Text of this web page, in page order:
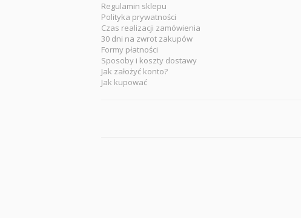
Regulamin sklepu
Polityka prywatności
Czas realizacji zamówienia
30 dni na zwrot zakupów
Formy płatności
Sposoby i koszty dostawy
Jak założyć konto?
Jak kupować